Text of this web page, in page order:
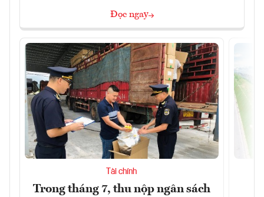
Đọc ngay
Tài chính
Trong tháng 7, thu nộp ngân sách